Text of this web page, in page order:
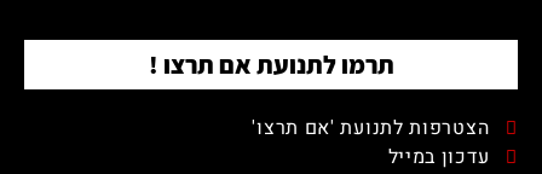
תרמו לתנועת אם תרצו !
הצטרפות לתנועת 'אם תרצו'
עדכון במייל